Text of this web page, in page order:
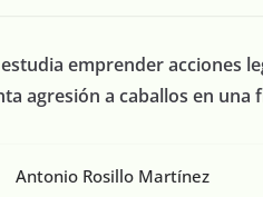
estudia emprender acciones
agresión a caballos en una
Antonio Rosillo Martínez